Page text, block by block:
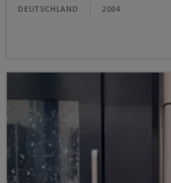
DEUTSCHLAND 2004